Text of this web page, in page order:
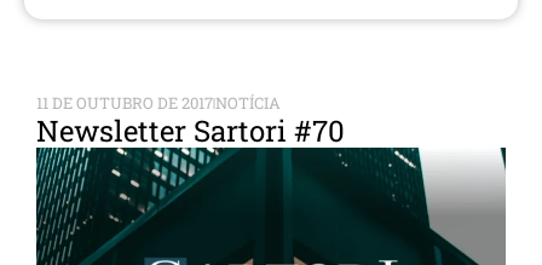
11 DE OUTUBRO DE 2017NOTÍCIA
Newsletter Sartori #70